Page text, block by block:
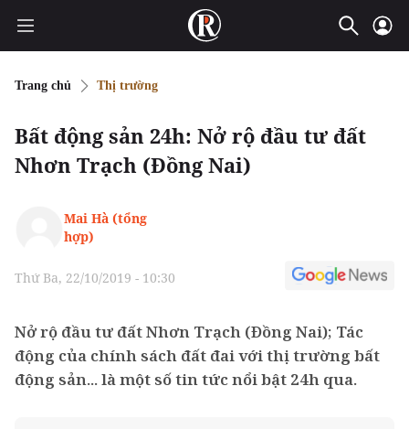
Trang chủ Thị trường
Bất động sản 24h: Nở rộ đầu tư đất
Nhơn Trạch (Đồng Nai)
Mai Hà (tổng
hợp)
Thứ Ba, 22/10/2019 - 10:30
Nở rộ đầu tư đất Nhơn Trạch (Đồng Nai); Tác
động của chính sách đất đai với thị trường bất
động sản... là một số tin tức nổi bật 24h qua.